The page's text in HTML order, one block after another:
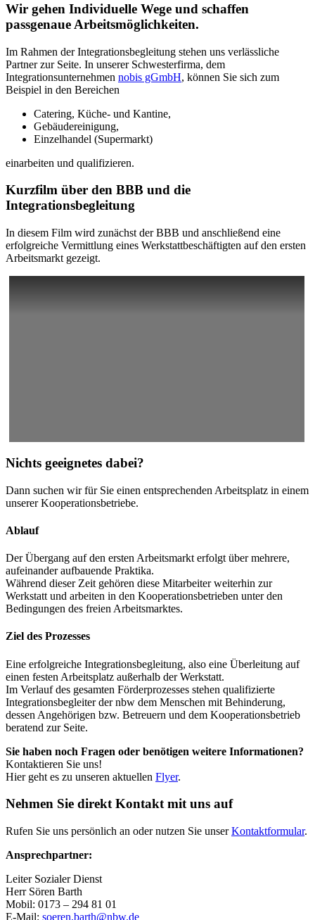
Wir gehen Individuelle Wege und schaffen
passgenaue Arbeitsmöglichkeiten.
Im Rahmen der Integrationsbegleitung stehen uns verlässliche
Partner zur Seite. In unserer Schwesterfirma, dem
Integrationsunternehmen nobis gGmbH, können Sie sich zum
Beispiel in den Bereichen
Catering, Küche- und Kantine,
Gebäudereinigung,
Einzelhandel (Supermarkt)
einarbeiten und qualifizieren.
Kurzfilm über den BBB und die
Integrationsbegleitung
In diesem Film wird zunächst der BBB und anschließend eine
erfolgreiche Vermittlung eines Werkstattbeschäftigten auf den ersten
Arbeitsmarkt gezeigt.
Nichts geeignetes dabei?
Dann suchen wir für Sie einen entsprechenden Arbeitsplatz in einem
unserer Kooperationsbetriebe.
Ablauf
Der Übergang auf den ersten Arbeitsmarkt erfolgt über mehrere,
aufeinander aufbauende Praktika.
Während dieser Zeit gehören diese Mitarbeiter weiterhin zur
Werkstatt und arbeiten in den Kooperationsbetrieben unter den
Bedingungen des freien Arbeitsmarktes.
Ziel des Prozesses
Eine erfolgreiche Integrationsbegleitung, also eine Überleitung auf
einen festen Arbeitsplatz außerhalb der Werkstatt.
Im Verlauf des gesamten Förderprozesses stehen qualifizierte
Integrationsbegleiter der nbw dem Menschen mit Behinderung,
dessen Angehörigen bzw. Betreuern und dem Kooperationsbetrieb
beratend zur Seite.
Sie haben noch Fragen oder benötigen weitere Informationen?
Kontaktieren Sie uns!
Hier geht es zu unseren aktuellen Flyer.
Nehmen Sie direkt Kontakt mit uns auf
Rufen Sie uns persönlich an oder nutzen Sie unserKontaktformular.
Ansprechpartner:
Leiter Sozialer Dienst
Herr Sören Barth
Mobil: 0173 – 294 81 01
E-Mail: soeren.barth@nbw.de